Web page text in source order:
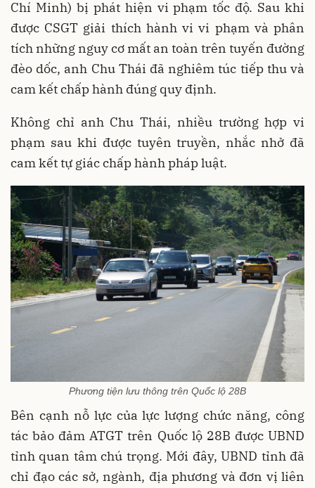
Chí Minh) bị phát hiện vi phạm tốc độ. Sau khi
được CSGT giải thích hành vi vi phạm và phân
tích những nguy cơ mất an toàn trên tuyến đường
đèo dốc, anh Chu Thái đã nghiêm túc tiếp thu và
cam kết chấp hành đúng quy định.
Không chỉ anh Chu Thái, nhiều trường hợp vi
phạm sau khi được tuyên truyền, nhắc nhở đã
cam kết tự giác chấp hành pháp luật.
Phương tiện lưu thông trên Quốc lộ 28B
Bên cạnh nỗ lực của lực lượng chức năng, công
tác bảo đảm ATGT trên Quốc lộ 28B được UBND
tỉnh quan tâm chú trọng. Mới đây, UBND tỉnh đã
chỉ đạo các sở, ngành, địa phương và đơn vị liên